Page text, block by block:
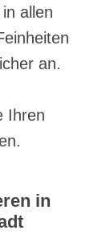
allen
an.
Ihren
in